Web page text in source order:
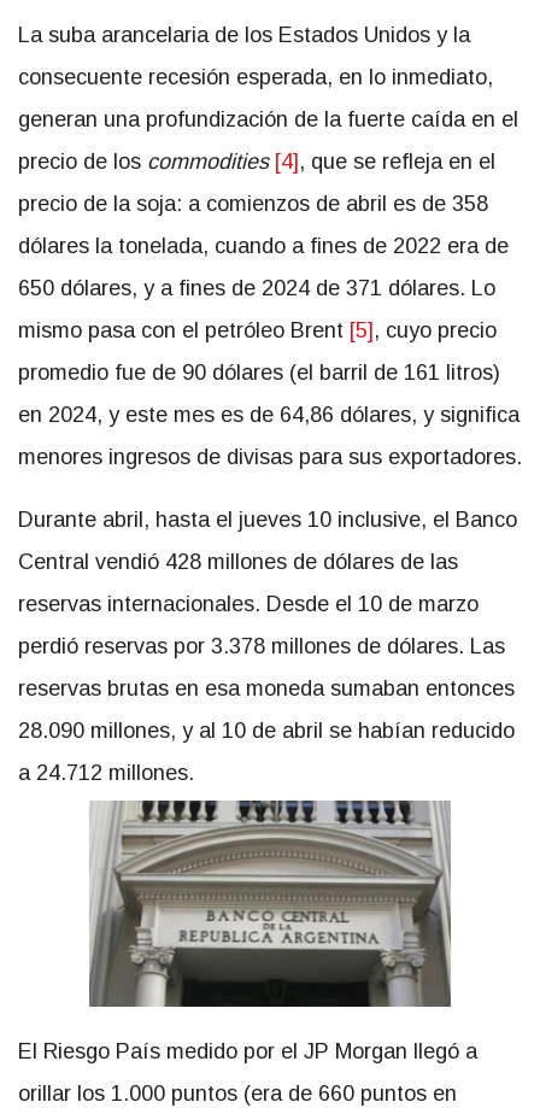
La suba arancelaria de los Estados Unidos y la
consecuente recesión esperada, en lo inmediato,
generan una profundización de la fuerte caída en el
precio de los commodities [4] , que se refleja en el
precio de la soja: a comienzos de abril es de 358
dólares la tonelada, cuando a fines de 2022 era de
650 dólares, y a fines de 2024 de 371 dólares. Lo
mismo pasa con el petróleo Brent [5] , cuyo precio
promedio fue de 90 dólares (el barril de 161 litros)
en 2024, y este mes es de 64,86 dólares, y significa
menores ingresos de divisas para sus exportadores.
Durante abril, hasta el jueves 10 inclusive, el Banco
Central vendió 428 millones de dólares de las
reservas internacionales. Desde el 10 de marzo
perdió reservas por 3.378 millones de dólares. Las
reservas brutas en esa moneda sumaban entonces
28.090 millones, y al 10 de abril se habían reducido
a 24.712 millones.
El Riesgo País medido por el JP Morgan llegó a
orillar los 1.000 puntos (era de 660 puntos en